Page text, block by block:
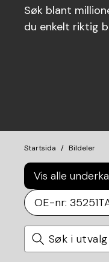
Søk blant
du enkelt riktig
Startsida Bildeler
Vis alle
OE-nr: